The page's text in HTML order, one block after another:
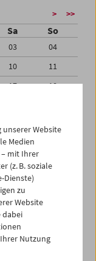
> >>
Sa So
03
04
10
11
17
18
01
07
Website
Medien
mit Ihrer
(z. B. soziale
Dienste)
zu
Website
dabei
Nutzung